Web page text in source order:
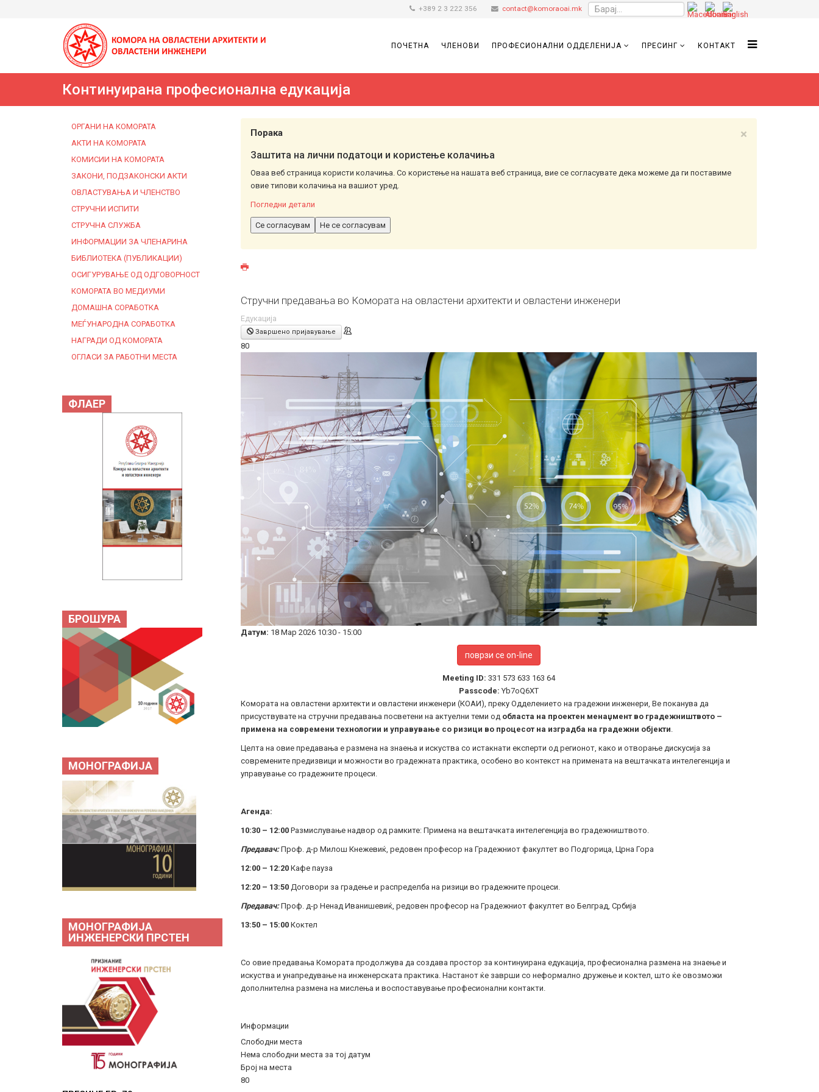
+389 2 3 222 356 contact@komoraoai.mk
ПОЧЕТНА ЧЛЕНОВИ ПРОФЕСИОНАЛНИ ОДДЕЛЕНИЈА ПРЕСИНГ КОНТАКТ
Континуирана професионална едукација
ОРГАНИ НА КОМОРАТА
АКТИ НА КОМОРАТА
КОМИСИИ НА КОМОРАТА
ЗАКОНИ, ПОДЗАКОНСКИ АКТИ
ОВЛАСТУВАЊА И ЧЛЕНСТВО
СТРУЧНИ ИСПИТИ
СТРУЧНА СЛУЖБА
ИНФОРМАЦИИ ЗА ЧЛЕНАРИНА
БИБЛИОТЕКА (ПУБЛИКАЦИИ)
ОСИГУРУВАЊЕ ОД ОДГОВОРНОСТ
КОМОРАТА ВО МЕДИУМИ
ДОМАШНА СОРАБОТКА
МЕЃУНАРОДНА СОРАБОТКА
НАГРАДИ ОД КОМОРАТА
ОГЛАСИ ЗА РАБОТНИ МЕСТА
ФЛАЕР
БРОШУРА
МОНОГРАФИЈА
МОНОГРАФИЈА
ИНЖЕНЕРСКИ ПРСТЕН
×
Порака
Заштита на лични податоци и користење колачиња
Оваа веб страница користи колачиња. Со користење на нашата веб страница, вие се согласувате дека можеме да ги поставиме
овие типови колачиња на вашиот уред.
Погледни детали
Се согласувам Не се согласувам
Стручни предавања во Комората на овластени архитекти и овластени инженери
Едукација
Завршено пријавување
80
Датум: 18 Мар 2026 10:30- 15:00
поврзи се on-line
Meeting ID: 331 573 633 163 64
Passcode: Yb7oQ6XT
Комората на овластени архитекти и овластени инженери (КОАИ), преку Одделението на градежни инженери, Ве поканува да
присуствувате на стручни предавања посветени на актуелни теми од областа на проектен менаџмент во градежништвото –
примена на современи технологии и управување со ризици во процесот на изградба на градежни објекти.
Целта на овие предавања е размена на знаења и искуства со истакнати експерти од регионот, како и отворање дискусија за
современите предизвици и можности во градежната практика, особено во контекст на примената на вештачката интелегенција и
управување со градежните процеси.
Агенда:
10:30 – 12:00Размислување надвор од рамките: Примена на вештачката интелегенција во градежништвото.
Предавач:Проф. д-р Милош Кнежевиќ, редовен професор на Градежниот факултет во Подгорица, Црна Гора
12:00 – 12:20Кафе пауза
12:20 – 13:50Договори за градење и распределба на ризици во градежните процеси.
Предавач:Проф. д-р Ненад Иванишевиќ, редовен професор на Градежниот факултет во Белград, Србија
13:50 – 15:00Коктел
Со овие предавања Комората продолжува да создава простор за континуирана едукација, професионална размена на знаење и
искуства и унапредување на инженерската практика. Настанот ќе заврши со неформално дружење и коктел, што ќе овозможи
дополнителна размена на мислења и воспоставување професионални контакти.
Информации
Слободни места
Нема слободни места за тој датум
Број на места
80